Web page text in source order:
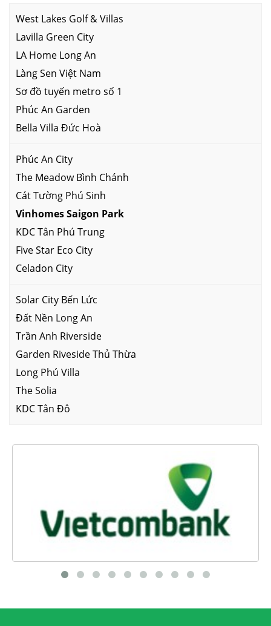
West Lakes Golf & Villas
Lavilla Green City
LA Home Long An
Làng Sen Việt Nam
Sơ đồ tuyến metro số 1
Phúc An Garden
Bella Villa Đức Hoà
Phúc An City
The Meadow Bình Chánh
Cát Tường Phú Sinh
Vinhomes Saigon Park
KDC Tân Phú Trung
Five Star Eco City
Celadon City
Solar City Bến Lức
Đất Nền Long An
Trần Anh Riverside
Garden Riveside Thủ Thừa
Long Phú Villa
The Solia
KDC Tân Đô